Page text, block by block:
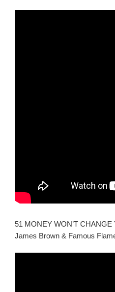
51 MONEY WON’T CHANGE
James Brown & Famous